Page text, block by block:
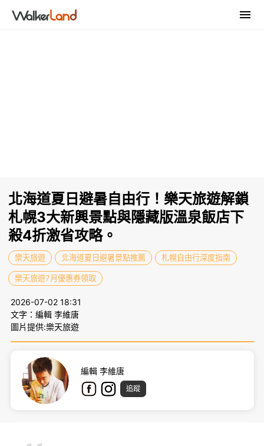
北海道夏日避暑自由行！樂天旅遊解鎖
札幌3大新興景點與隱藏版溫泉飯店下
殺4折激省攻略。
樂天旅遊 北海道夏日避暑景點推薦 札幌自由行深度指南
樂天旅遊7月優惠券領取
2026-07-02 18:31
文字：編輯 李維唐
圖片提供:樂天旅遊
編輯 李維唐
追蹤